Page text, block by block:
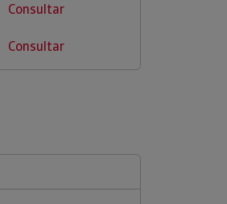
Consultar
Consultar